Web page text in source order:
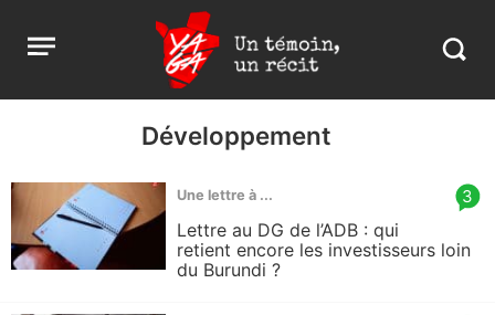
Open
menu
Yaga
Burundi
Search
Développement
Une lettre à ...
article
count
3
Lettre au DG de l’ADB : qui
retient encore les investisseurs loin
du Burundi ?